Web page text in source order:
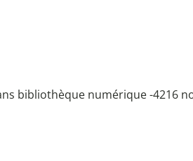
bibliothèque numérique -4216